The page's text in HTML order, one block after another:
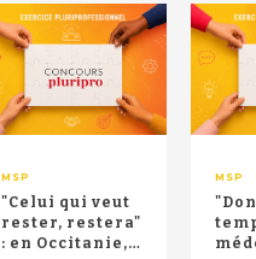
MSP
"Celui qui veut
rester, restera"
: en Occitanie,
MSP
RETOUR HAUT DE PAGE